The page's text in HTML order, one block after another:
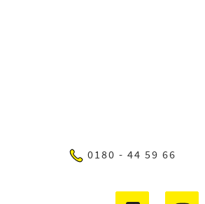
0180 - 44 59 66